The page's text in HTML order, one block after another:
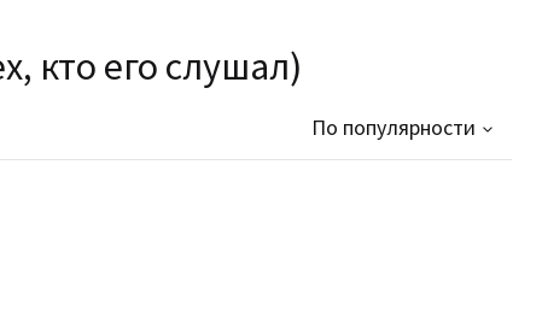
кто его слушал)
По популярности